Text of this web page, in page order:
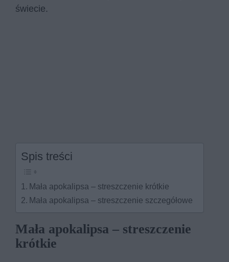
świecie.
Spis treści
Mała apokalipsa – streszczenie krótkie
Mała apokalipsa – streszczenie szczegółowe
Mała apokalipsa – streszczenie
krótkie